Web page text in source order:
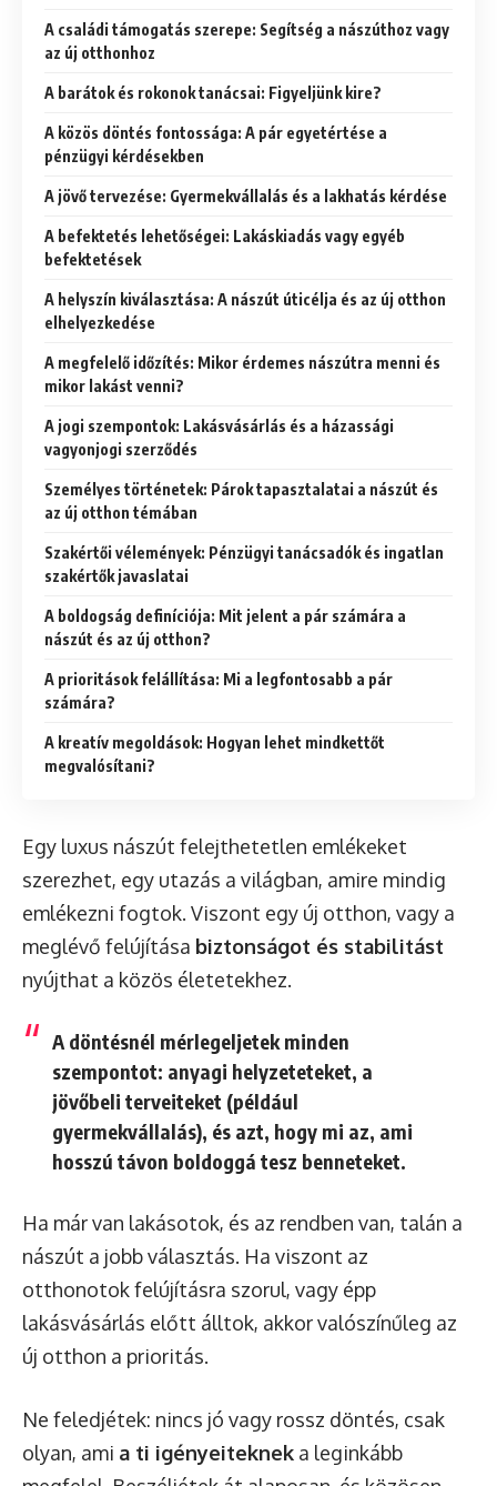
A családi támogatás szerepe: Segítség a nászúthoz vagy
az új otthonhoz
A barátok és rokonok tanácsai: Figyeljünk kire?
A közös döntés fontossága: A pár egyetértése a
pénzügyi kérdésekben
A jövő tervezése: Gyermekvállalás és a lakhatás kérdése
A befektetés lehetőségei: Lakáskiadás vagy egyéb
befektetések
A helyszín kiválasztása: A nászút úticélja és az új otthon
elhelyezkedése
A megfelelő időzítés: Mikor érdemes nászútra menni és
mikor lakást venni?
A jogi szempontok: Lakásvásárlás és a házassági
vagyonjogi szerződés
Személyes történetek: Párok tapasztalatai a nászút és
az új otthon témában
Szakértői vélemények: Pénzügyi tanácsadók és ingatlan
szakértők javaslatai
A boldogság definíciója: Mit jelent a pár számára a
nászút és az új otthon?
A prioritások felállítása: Mi a legfontosabb a pár
számára?
A kreatív megoldások: Hogyan lehet mindkettőt
megvalósítani?
Egy luxus nászút felejthetetlen emlékeket
szerezhet, egy utazás a világban, amire mindig
emlékezni fogtok. Viszont egy új otthon, vagy a
meglévő felújítása biztonságot és stabilitást
nyújthat a közös életetekhez.
A döntésnél mérlegeljetek minden
szempontot: anyagi helyzeteteket, a
jövőbeli terveiteket (például
gyermekvállalás), és azt, hogy mi az, ami
hosszú távon boldoggá tesz benneteket.
Ha már van lakásotok, és az rendben van, talán a
nászút a jobb választás. Ha viszont az
otthonotok felújításra szorul, vagy épp
lakásvásárlás előtt álltok, akkor valószínűleg az
új otthon a prioritás.
Ne feledjétek: nincs jó vagy rossz döntés, csak
olyan, ami a ti igényeiteknek a leginkább